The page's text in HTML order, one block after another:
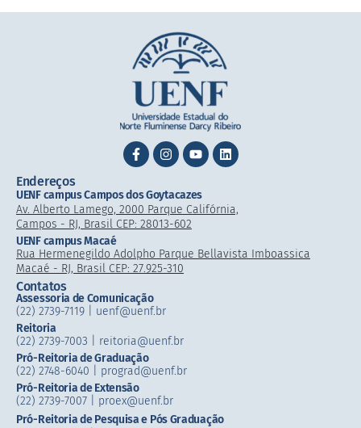
Endereços
UENF campus Campos dos Goytacazes
Av. Alberto Lamego, 2000 Parque Califórnia,
Campos - RJ, Brasil CEP: 28013-602
UENF campus Macaé
Rua Hermenegildo Adolpho Parque Bellavista Imboassica
Macaé - RJ, Brasil CEP: 27.925-310
Contatos
Assessoria de Comunicação
(22) 2739-7119 | uenf@uenf.br
Reitoria
(22) 2739-7003 |​ reitoria@uenf.br
Pró-Reitoria de Graduação
(22) 2748-6040 | prograd@uenf.br
Pró-Reitoria de Extensão
(22) 2739-7007​ | proex@uenf.br
Pró-Reitoria de Pesquisa e Pós Graduação